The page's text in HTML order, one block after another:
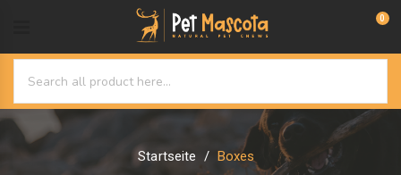
0
Startseite Boxes